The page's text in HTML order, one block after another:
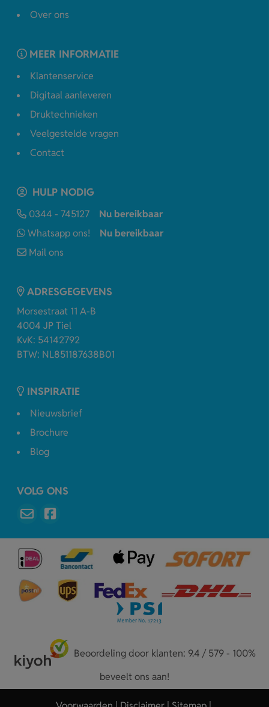
Over ons
MEER INFORMATIE
Klantenservice
Digitaal aanleveren
Druktechnieken
Veelgestelde vragen
Contact
HULP NODIG
0344 - 745127
Nu bereikbaar
Whatsapp ons!
Nu bereikbaar
Mail ons
ADRESGEGEVENS
Morsestraat 11 A-B
4004 JP Tiel
KvK: 54142792
BTW: NL851187638B01
INSPIRATIE
Nieuwsbrief
Brochure
Blog
VOLG ONS
Beoordeling door klanten: 9.4 / 579 - 100%
beveelt ons aan!